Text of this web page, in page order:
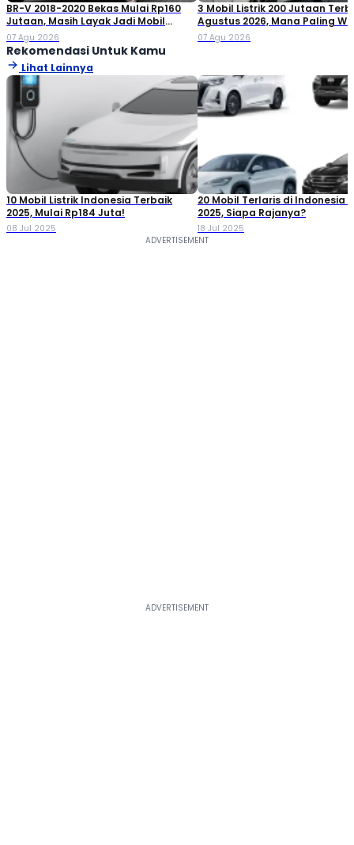
BR-V 2018-2020 Bekas Mulai Rp160
Jutaan, Masih Layak Jadi Mobil
Keluarga?
07 Agu 2026
3 Mobil Listrik 200 Jutaan
Agustus 2026, Mana Paling
07 Agu 2026
Rekomendasi Untuk Kamu
Lihat Lainnya
10 Mobil Listrik Indonesia Terbaik
2025, Mulai Rp184 Juta!
08 Jul 2025
20 Mobil Terlaris di Indonesia
2025, Siapa Rajanya?
18 Jul 2025